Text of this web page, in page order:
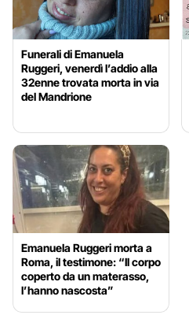
Funerali di Emanuela
Ruggeri, venerdì l’addio alla
32enne trovata morta in via
del Mandrione
Emanuela Ruggeri morta a
Roma, il testimone: “Il corpo
coperto da un materasso,
l’hanno nascosta”